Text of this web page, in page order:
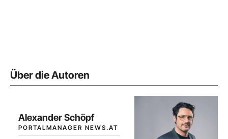
Über die Autoren
Alexander Schöpf
PORTALMANAGER NEWS.AT